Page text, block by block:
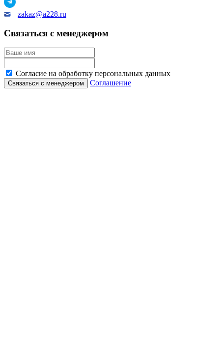
zakaz@a228.ru
Связаться с менеджером
Согласие на обработку персональных данных
Соглашение